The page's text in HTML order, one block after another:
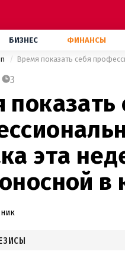
БИЗНЕС ФИНАНСЫ
3
показать
эта
в